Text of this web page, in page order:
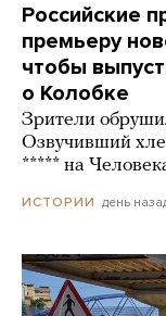
Российские
премьеру
чтобы
о Колобке
Зрители
Озвучивший
***** на
ИСТОРИИ день